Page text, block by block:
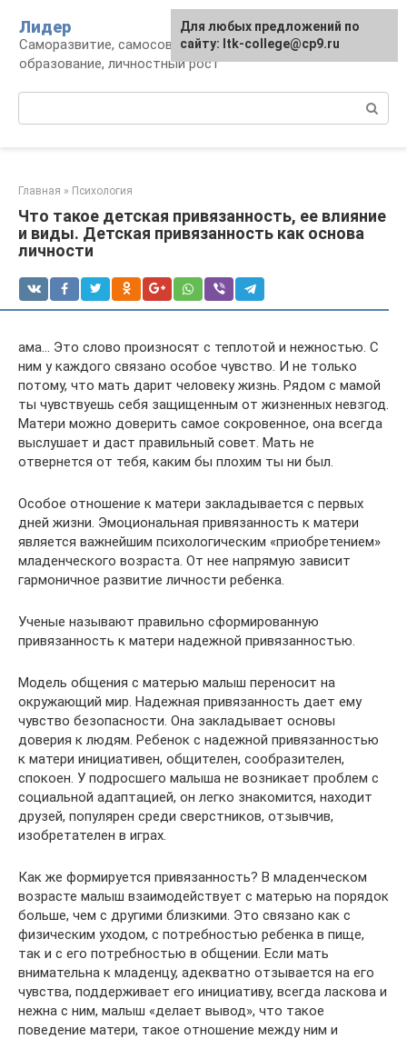
контенту
Лидер
Саморазвитие, самосовершенствование,
образование, личностный рост
Главная » Психология
Что такое детская привязанность, ее влияние
и виды. Детская привязанность как основа
личности
ама… Это слово произносят с теплотой и нежностью. С
ним у каждого связано особое чувство. И не только
потому, что мать дарит человеку жизнь. Рядом с мамой
ты чувствуешь себя защищенным от жизненных невзгод.
Матери можно доверить самое сокровенное, она всегда
выслушает и даст правильный совет. Мать не
отвернется от тебя, каким бы плохим ты ни был.
Особое отношение к матери закладывается с первых
дней жизни. Эмоциональная привязанность к матери
является важнейшим психологическим «приобретением»
младенческого возраста. От нее напрямую зависит
гармоничное развитие личности ребенка.
Ученые называют правильно сформированную
привязанность к матери надежной привязанностью.
Модель общения с матерью малыш переносит на
окружающий мир. Надежная привязанность дает ему
чувство безопасности. Она закладывает основы
доверия к людям. Ребенок с надежной привязанностью
к матери инициативен, общителен, сообразителен,
спокоен. У подросшего малыша не возникает проблем с
социальной адаптацией, он легко знакомится, находит
друзей, популярен среди сверстников, отзывчив,
изобретателен в играх.
Как же формируется привязанность? В младенческом
возрасте малыш взаимодействует с матерью на порядок
больше, чем с другими близкими. Это связано как с
физическим уходом, с потребностью ребенка в пище,
так и с его потребностью в общении. Если мать
внимательна к младенцу, адекватно отзывается на его
чувства, поддерживает его инициативу, всегда ласкова и
нежна с ним, малыш «делает вывод», что такое
поведение матери, такое отношение между ним и
Для любых предложений по
сайту: ltk-college@cp9.ru